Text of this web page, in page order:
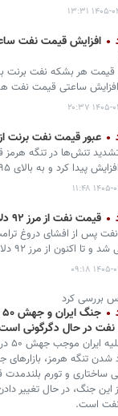
۳۰ ۱۳:۳۱
ساعتی قیمت نفت
۰۹ ۲۰:۳۷
عبور قیمت نفت برنت از ۹۵
کرد و به بالای ۹۵ دلار در هر بشکه رسید.
۳۱ ۱۱:۴۸
قیمت نفت از مرز ۹۲ دلار گذشت
پس از افشای دروغ
و تا اکنون از مرز ۹۲ دلار گذشت.
۲۹ ۰۹:۱۸
بررسی کرد
نفت در حال دگرگونی
تنگه هرمز، بازارهای
ساختاری و تورم بلندمدت
این جنگ، در حال تغییر
است.